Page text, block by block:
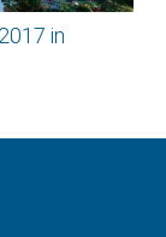
in